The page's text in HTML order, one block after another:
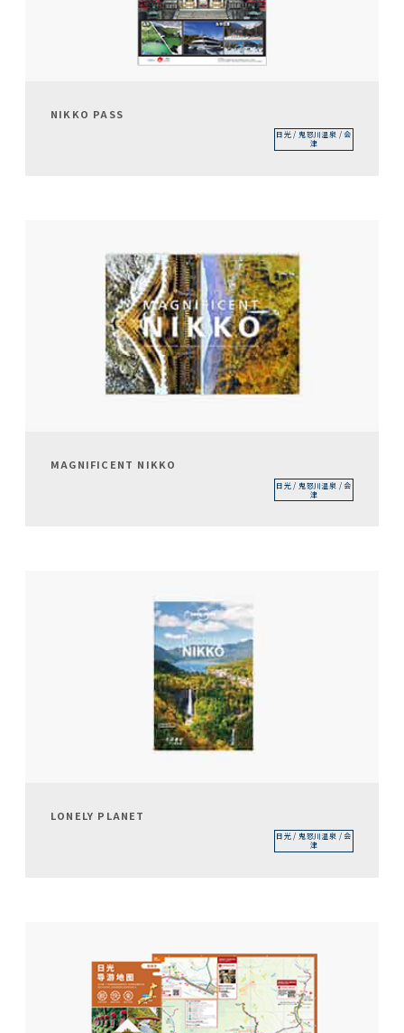
NIKKO PASS
日光 / 鬼怒川温泉 / 会
津
MAGNIFICENT NIKKO
日光 / 鬼怒川温泉 / 会
津
LONELY PLANET
日光 / 鬼怒川温泉 / 会
津